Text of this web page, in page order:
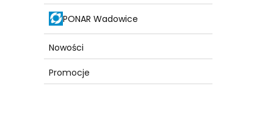
PONAR Wadowice
Nowości
Promocje